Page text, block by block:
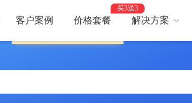
客户案例 价格套餐
买3送3
解决方案
智能建站，高效优化 助